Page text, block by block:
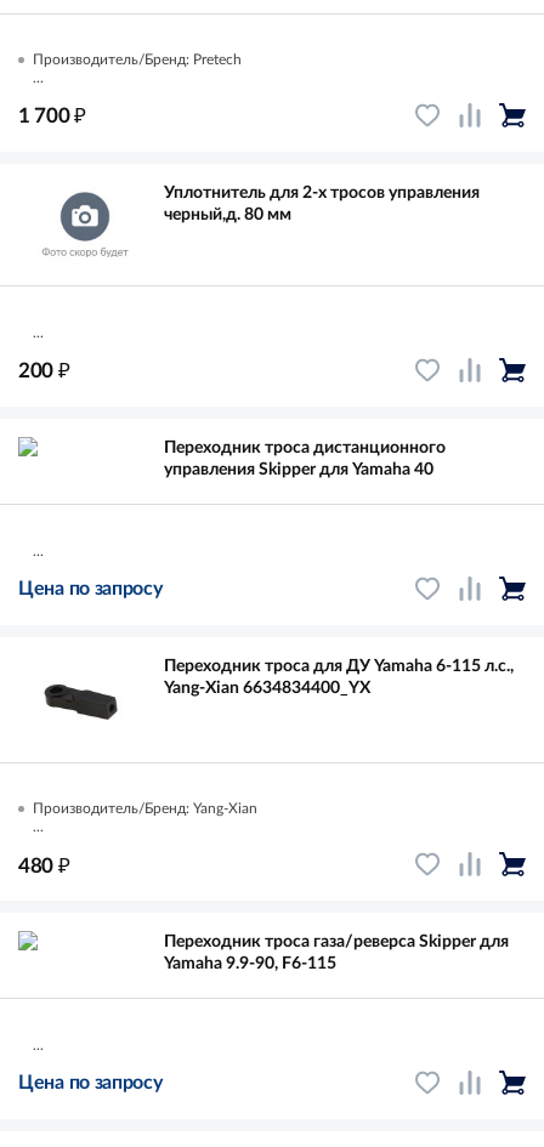
Производитель/Бренд: Pretech
...
1 700₽
Уплотнитель для 2-х тросов управления
черный,д. 80 мм
...
200 ₽
Переходник троса дистанционного
управления Skipper для Yamaha 40
...
Цена по запросу
Переходник троса для ДУ Yamaha 6-115 л.с.,
Yang-Xian 6634834400_YX
Производитель/Бренд: Yang-Xian
...
480 ₽
Переходник троса газа/реверса Skipper для
Yamaha 9.9-90, F6-115
...
Цена по запросу